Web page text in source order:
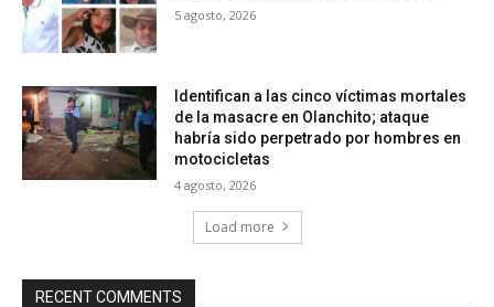
5 agosto, 2026
Identifican a las cinco víctimas mortales
de la masacre en Olanchito; ataque
habría sido perpetrado por hombres en
motocicletas
4 agosto, 2026
Load more
RECENT COMMENTS